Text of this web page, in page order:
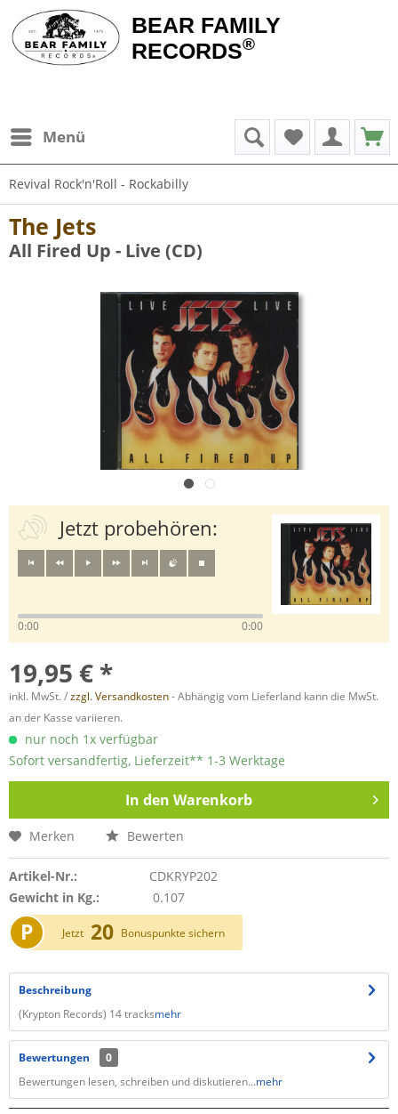
BEAR FAMILY
RECORDS®
Menü
Revival Rock'n'Roll - Rockabilly
The Jets
All Fired Up - Live (CD)
Jetzt probehören:
0:00 0:00
19,95 € *
inkl. MwSt. /zzgl. Versandkosten- Abhängig vom Lieferland kann die MwSt.
an der Kasse variieren.
nur noch 1x verfügbar
Sofort versandfertig, Lieferzeit** 1-3 Werktage
In den Warenkorb
Merken Bewerten
Artikel-Nr.:
CDKRYP202
Gewicht in Kg.:
0.107
P Jetzt 20 Bonuspunkte sichern
Beschreibung
(Krypton Records) 14 tracksmehr
Bewertungen
0
Bewertungen lesen, schreiben und diskutieren...mehr